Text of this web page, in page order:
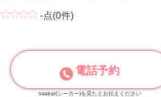
-点(0件)
電話予約
seeker(シーカー)を見たとお伝えください